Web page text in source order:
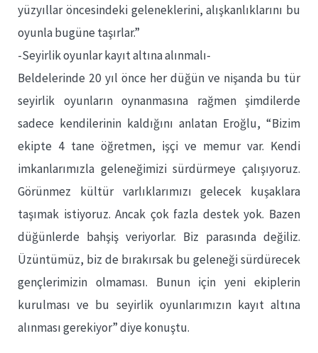
yüzyıllar öncesindeki geleneklerini, alışkanlıklarını bu
oyunla bugüne taşırlar.”
-Seyirlik oyunlar kayıt altına alınmalı-
Beldelerinde 20 yıl önce her düğün ve nişanda bu tür
seyirlik oyunların oynanmasına rağmen şimdilerde
sadece kendilerinin kaldığını anlatan Eroğlu, “Bizim
ekipte 4 tane öğretmen, işçi ve memur var. Kendi
imkanlarımızla geleneğimizi sürdürmeye çalışıyoruz.
Görünmez kültür varlıklarımızı gelecek kuşaklara
taşımak istiyoruz. Ancak çok fazla destek yok. Bazen
düğünlerde bahşiş veriyorlar. Biz parasında değiliz.
Üzüntümüz, biz de bırakırsak bu geleneği sürdürecek
gençlerimizin olmaması. Bunun için yeni ekiplerin
kurulması ve bu seyirlik oyunlarımızın kayıt altına
alınması gerekiyor” diye konuştu.